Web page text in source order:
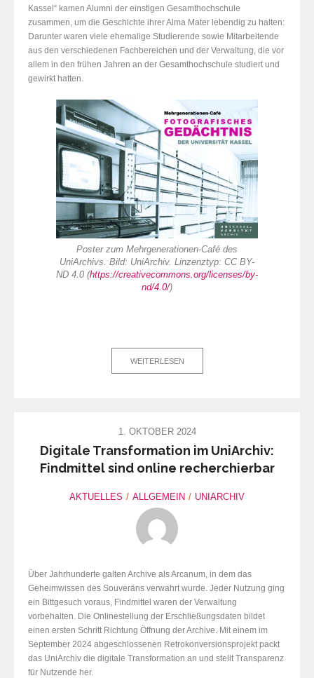
Kassel“ kamen Alumni der einstigen Gesamthochschule
zusammen, um die Geschichte ihrer Alma Mater lebendig zu halten:
Darunter waren viele ehemalige Studierende sowie Mitarbeitende
aus den verschiedenen Fachbereichen und der Verwaltung, die vor
allem in den frühen Jahren an der Gesamthochschule studiert und
gewirkt hatten.
Poster zum Mehrgenerationen-Café des
UniArchivs. Bild: UniArchiv. Linzenztyp: CC BY-
ND 4.0 (https://creativecommons.org/licenses/by-
nd/4.0/)
WEITERLESEN
1. OKTOBER 2024
Digitale Transformation im UniArchiv:
Findmittel sind online recherchierbar
AKTUELLES ALLGEMEIN UNIARCHIV
Über Jahrhunderte galten Archive als Arcanum, in dem das
Geheimwissen des Souveräns verwahrt wurde. Jeder Nutzung ging
ein Bittgesuch voraus, Findmittel waren der Verwaltung
vorbehalten. Die Onlinestellung der Erschließungsdaten bildet
einen ersten Schritt Richtung Öffnung der Archive. Mit einem im
September 2024 abgeschlossenen Retrokonversionsprojekt packt
das UniArchiv die digitale Transformation an und stellt Transparenz
für Nutzende her.